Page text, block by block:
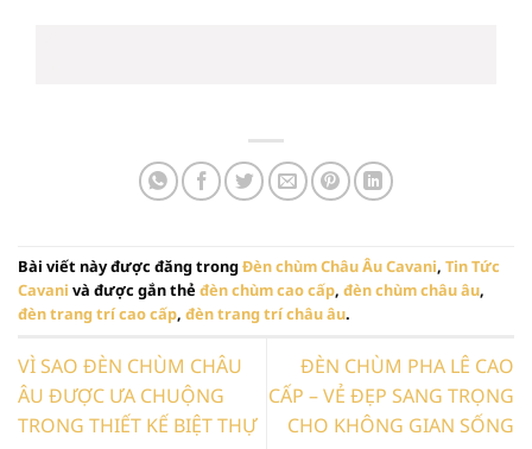
Bài viết này được đăng trongĐèn chùm Châu Âu Cavani, Tin Tức
Cavani và được gắn thẻ đèn chùm cao cấp, đèn chùm châu âu,
đèn trang trí cao cấp, đèn trang trí châu âu.
VÌ SAO ĐÈN CHÙM CHÂU
ÂU ĐƯỢC ƯA CHUỘNG
TRONG THIẾT KẾ BIỆT THỰ
ĐÈN CHÙM PHA LÊ CAO
CẤP – VẺ ĐẸP SANG TRỌNG
CHO KHÔNG GIAN SỐNG